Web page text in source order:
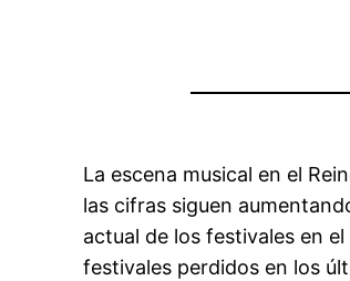
La escena musical en el
las cifras siguen
actual de los festivales en
festivales perdidos en los